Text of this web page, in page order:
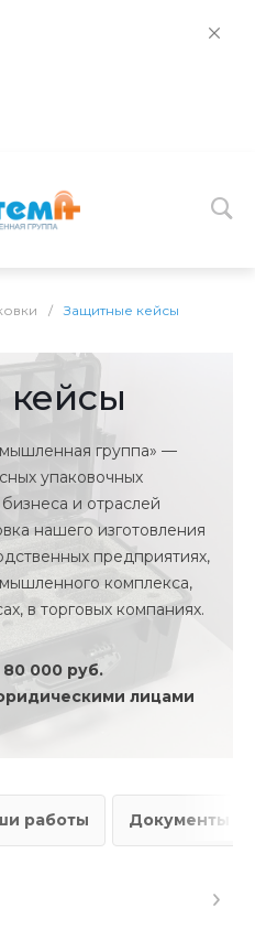
/ Защитные кейсы
группа» —
упаковочных
и отраслей
нашего изготовления
предприятиях,
комплекса,
в торговых компаниях.
000 руб.
лицами
работы Документы